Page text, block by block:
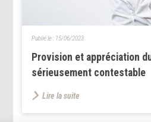
Provision et appréciation
sérieusement contestable
Publié le : 15/06/2023
Lire la suite